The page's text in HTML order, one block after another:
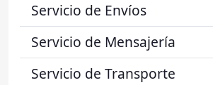
Servicio de Envíos
Servicio de Mensajería
Servicio de Transporte